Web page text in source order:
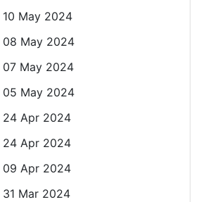
10 May 2024
08 May 2024
07 May 2024
05 May 2024
24 Apr 2024
24 Apr 2024
09 Apr 2024
31 Mar 2024